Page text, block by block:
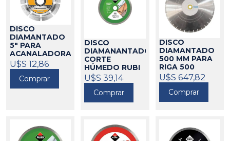
DISCO
DIAMANTADO
5" PARA
ACANALADORA
INGCO 440303
U$S 12,86
Comprar
DISCO
DIAMANANTADO
CORTE
HÚMEDO RUBI
388199
U$S 39,14
Comprar
DISCO
DIAMANTADO
500 MM PARA
RIGA 500
POLIERI440017
U$S 647,82
Comprar